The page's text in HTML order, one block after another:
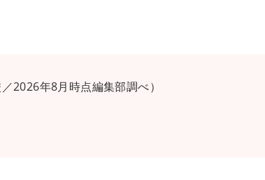
2026年8月時点編集部調べ）